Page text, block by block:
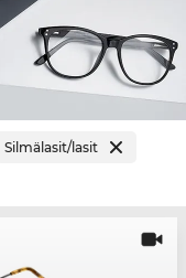
Silmälasit/lasit